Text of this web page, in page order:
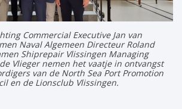
Commercial Executive Jan van
Naval Algemeen Directeur Roland
Shiprepair Vlissingen Managing
Vlieger nemen het vaatje in ontvangst
van de North Sea Port Promotion
en de Lionsclub Vlissingen.